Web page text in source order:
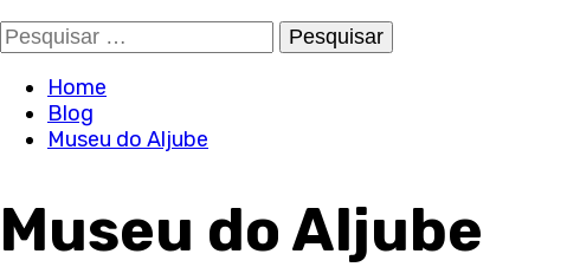
Pesquisar
por:
Home
Blog
Museu do Aljube
Museu do Aljube